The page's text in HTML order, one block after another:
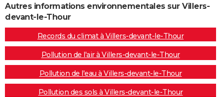
Autres informations environnementales sur Villers-
devant-le-Thour
Records du climat à Villers-devant-le-Thour
Pollution de l'air à Villers-devant-le-Thour
Pollution de l'eau à Villers-devant-le-Thour
Pollution des sols à Villers-devant-le-Thour